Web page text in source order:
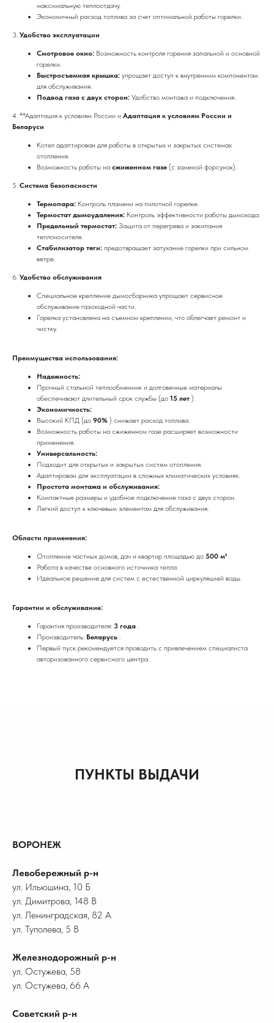
максимальную теплоотдачу.
Экономичный расход топлива за счет оптимальной работы горелки.
3. Удобство эксплуатации
Смотровое окно: Возможность контроля горения запальной и основной
горелки.
Быстросъемная крышка: упрощает доступ к внутренним компонентам
для обслуживания.
Подвод газа с двух сторон: Удобство монтажа и подключения.
4. **Адаптация к условиям России и Адаптация к условиям России и
Беларуси
Котел адаптирован для работы в открытых и закрытых системах
отопления.
Возможность работы на сжиженном газе (с заменой форсунок).
5. Система безопасности
Термопара: Контроль пламени на пилотной горелке.
Термостат дымоудаления: Контроль эффективности работы дымохода.
Предельный термостат: Защита от перегрева и закипания
теплоносителя.
Стабилизатор тяги: предотвращает затухание горелки при сильном
ветре.
6. Удобство обслуживания
Специальное крепление дымосборника упрощает сервисное
обслуживание газоходной части.
Горелка установлена на съемном креплении, что облегчает ремонт и
чистку.
Преимущества использования:
Надежность:
Прочный стальной теплообменник и долговечные материалы
обеспечивают длительный срок службы (до 15 лет ).
Экономичность:
Высокий КПД (до 90% ) снижает расход топлива.
Возможность работы на сжиженном газе расширяет возможности
применения.
Универсальность:
Подходит для открытых и закрытых систем отопления.
Адаптирован для эксплуатации в сложных климатических условиях.
Простота монтажа и обслуживания:
Компактные размеры и удобное подключение газа с двух сторон.
Легкий доступ к ключевым элементам для обслуживания.
Области применения:
Отопление частных домов, дач и квартир площадью до 500 м² .
Работа в качестве основного источника тепла.
Идеальное решение для систем с естественной циркуляцией воды.
Гарантии и обслуживание:
Гарантия производителя: 3 года .
Производитель: Беларусь .
Первый пуск рекомендуется проводить с привлечением специалиста
авторизованного сервисного центра.
ПУНКТЫ ВЫДАЧИ
ВОРОНЕЖ
Левобережный р-н
ул. Ильюшина, 10 Б
ул. Димитрова, 148 В
ул. Ленинградская, 82 А
ул. Туполева, 5 В
Железнодорожный р-н
ул. Остужева, 58
ул. Остужева, 66 А
Советский р-н